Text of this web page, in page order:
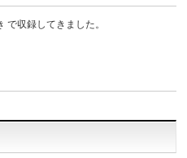
で収録してきました。